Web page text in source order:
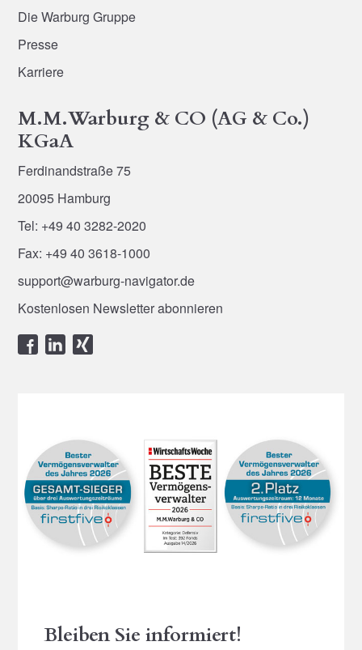
Die Warburg Gruppe
Presse
Karriere
M.M.Warburg & CO (AG & Co.)
KGaA
Ferdinandstraße 75
20095 Hamburg
Tel: +49 40 3282-2020
Fax: +49 40 3618-1000
support@warburg-navigator.de
Kostenlosen Newsletter abonnieren
Bleiben Sie informiert!